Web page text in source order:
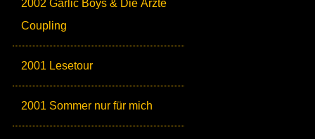
2002 Garlic Boys & Die Ärzte
Coupling
2001 Lesetour
2001 Sommer nur für mich